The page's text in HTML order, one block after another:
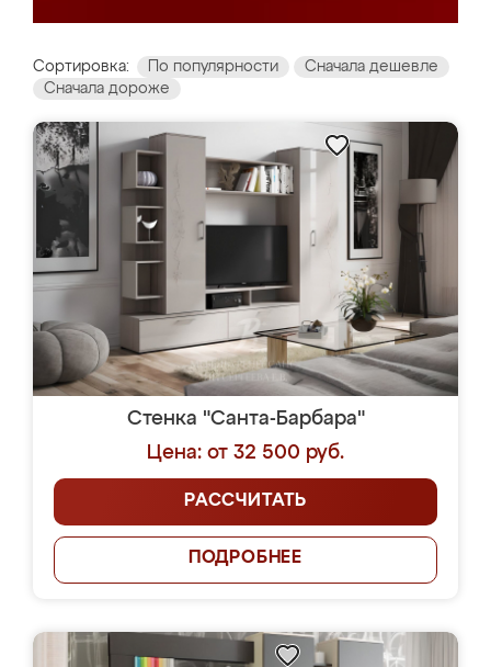
Сортировка: По популярности
Сначала дешевле
Сначала дороже
Стенка "Санта-Барбара"
Цена: от 32 500 руб.
РАССЧИТАТЬ
ПОДРОБНЕЕ